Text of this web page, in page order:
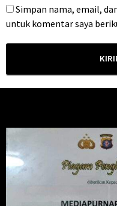
Simpan nama, email,
untuk komentar saya